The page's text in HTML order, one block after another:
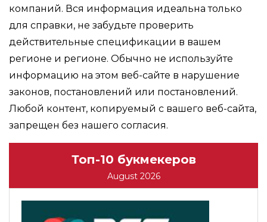
компаний. Вся информация идеальна только
для справки, не забудьте проверить
действительные спецификации в вашем
регионе и регионе. Обычно не используйте
информацию на этом веб-сайте в нарушение
законов, постановлений или постановлений.
Любой контент, копируемый с вашего веб-сайта,
запрещен без нашего согласия.
Топ-10 букмекеров
August 2026